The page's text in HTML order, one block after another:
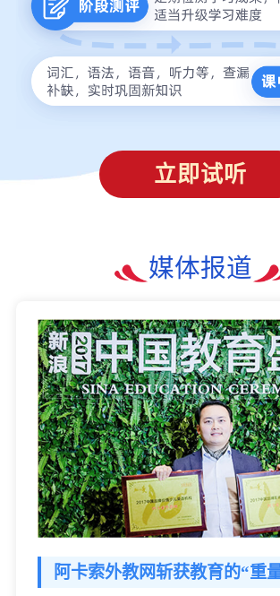
立即试听
媒体报道
阿卡索外教网斩获教育的“重